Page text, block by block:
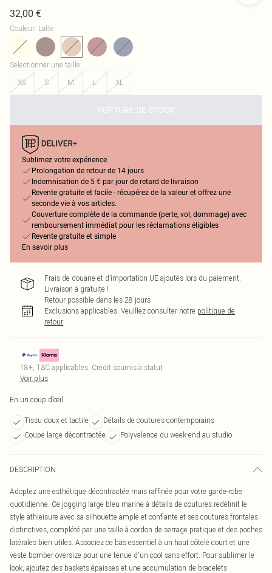
32,00 €
Couleur: Latte
Sélectionner une taille:
XS
S M L XL
RUPTURE DE STOCK
Sublimez votre expérience
Prolongation de retour de 14 jours
Indemnisation de 5 € par jour de retard de livraison
Revente gratuite et facile - récupérez de la valeur et offrez une
seconde vie à vos articles.
Couverture complète de la commande (perte, vol, dommage) avec
remboursement immédiat pour les réclamations éligibles
Revente gratuite et simple
En savoir plus
Frais de douane et d’importation UE ajoutés lors du paiement.
Livraison à gratuite !
Retour possible dans les 28 jours
Exclusions applicables. Veuillez consulter notre politique de
retour
18+, T&C applicables. Crédit soumis à statut
Voir plus
En un coup d’œil
Tissu doux et tactile
Détails de coutures contemporains
Coupe large décontractée
Polyvalence du week-end au studio
DESCRIPTION
Adoptez une esthétique décontractée mais raffinée pour votre garde-robe
quotidienne. Ce jogging large bleu marine à détails de coutures redéfinit le
style athleisure avec sa silhouette ample et confiante et ses coutures frontales
distinctives, complété par une taille à cordon de serrage pratique et des poches
latérales bien utiles. Associez ce bas essentiel à un haut côtelé court et une
veste bomber oversize pour une tenue d'un cool sans effort. Pour sublimer le
look, ajoutez des baskets épaisses et une accumulation de bracelets